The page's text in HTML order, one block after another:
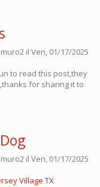
il Ven, 01/17/2025
to read this post,they
for sharing it to
il Ven, 01/17/2025
Village TX